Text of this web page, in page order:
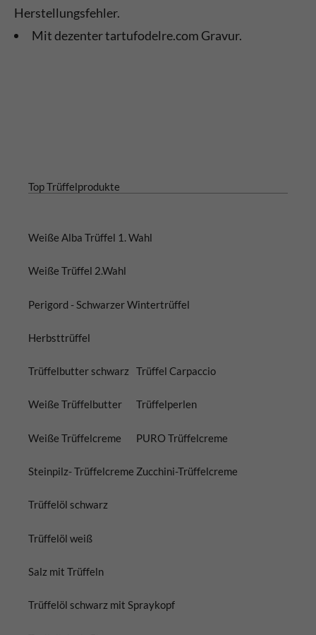
Herstellungsfehler.
Mit dezenter tartufodelre.com Gravur.
Top Trüffelprodukte
Weiße Alba Trüffel 1. Wahl
Weiße Trüffel 2.Wahl
Perigord - Schwarzer Wintertrüffel
Herbsttrüffel
Trüffelbutter schwarz
Weiße Trüffelbutter
Weiße Trüffelcreme
Steinpilz- Trüffelcreme
Trüffel Carpaccio
Trüffelperlen
PURO Trüffelcreme
Zucchini-Trüffelcreme
Trüffelöl schwarz
Trüffelöl weiß
Salz mit Trüffeln
Trüffelöl schwarz mit Spraykopf